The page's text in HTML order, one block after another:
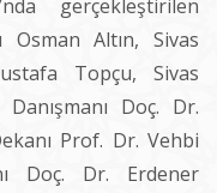
gerçekleştirilen
Osman Altın, Sivas
Topçu, Sivas
Doç. Dr.
Prof. Dr. Vehbi
Doç. Dr. Erdener